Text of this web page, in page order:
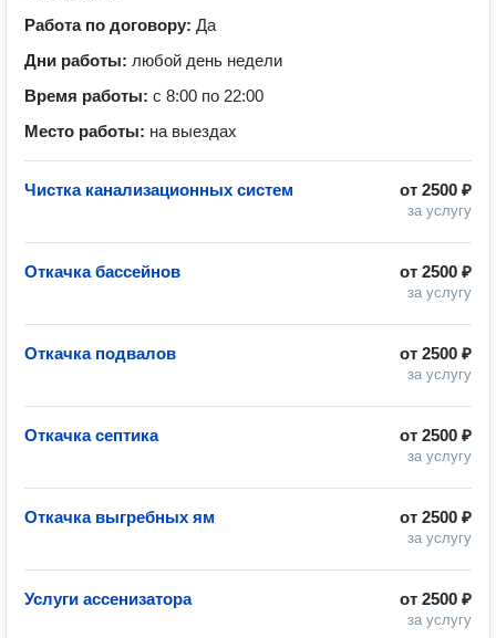
Работа по договору: Да
Дни работы: любой день недели
Время работы: с 8:00 по 22:00
Место работы: на выездах
от 2500 ₽
за услугу
Чистка канализационных систем
от 2500 ₽
за услугу
Откачка бассейнов
от 2500 ₽
за услугу
Откачка подвалов
от 2500 ₽
за услугу
Откачка септика
от 2500 ₽
за услугу
Откачка выгребных ям
от 2500 ₽
за услугу
Услуги ассенизатора